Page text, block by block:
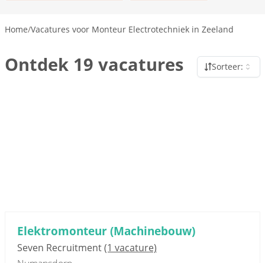
Home/Vacatures voor Monteur Electrotechniek in Zeeland
Ontdek 19 vacatures Sorteer:
Elektromonteur (Machinebouw)
Seven Recruitment(1 vacature)